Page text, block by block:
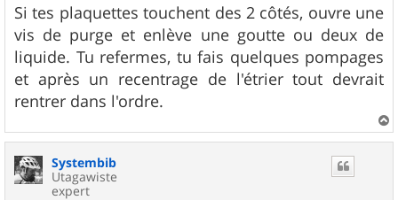
s
s
a
g
e
Si tes plaquettes touchent des 2 côtés, ouvre une
vis de purge et enlève une goutte ou deux de
liquide. Tu refermes, tu fais quelques pompages
et après un recentrage de l'étrier tout devrait
rentrer dans l'ordre.
a
Systembib
Utagawiste
expert